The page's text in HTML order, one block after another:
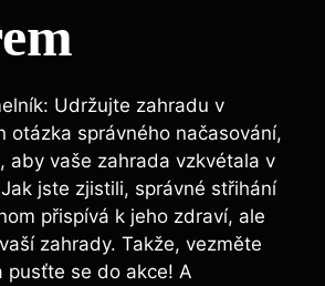
Udržujte zahradu v
otázka správného načasování,
aby vaše zahrada vzkvétala v
jste zjistili, správné střihání
přispívá k jeho zdraví, ale
zahrady. Takže, vezměte
pusťte se do akce! A